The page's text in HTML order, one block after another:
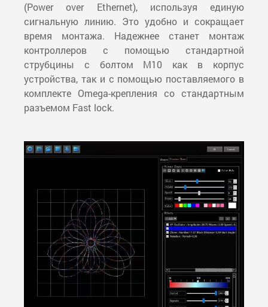
(Power over Ethernet), используя единую
сигнальную линию. Это удобно и сокращает
время монтажа. Надежнее станет монтаж
контроллеров с помощью стандартной
струбцины с болтом М10 как в корпус
устройства, так и с помощью поставляемого в
комплекте Omega-крепления со стандартным
разъемом Fast lock.